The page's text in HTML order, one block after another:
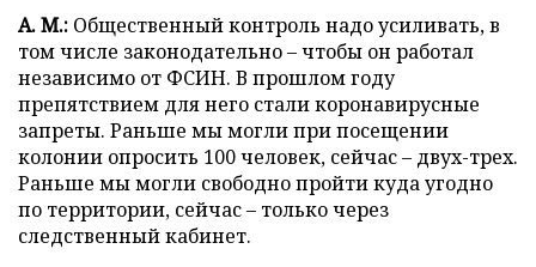
А. М.: Общественный контроль надо усиливать, в
том числе законодательно – чтобы он работал
независимо от ФСИН. В прошлом году
препятствием для него стали коронавирусные
запреты. Раньше мы могли при посещении
колонии опросить 100 человек, сейчас – двух-трех.
Раньше мы могли свободно пройти куда угодно
по территории, сейчас – только через
следственный кабинет.